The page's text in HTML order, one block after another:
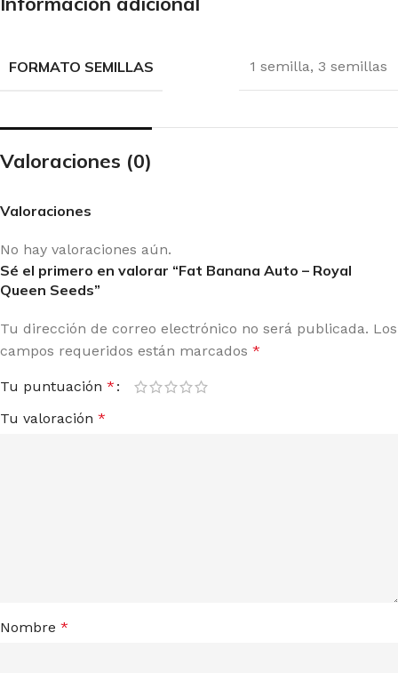
FORMATO SEMILLAS 1 semilla, 3 semillas
Valoraciones (0)
Valoraciones
No hay valoraciones aún.
Sé el primero en valorar “Fat Banana Auto – Royal
Queen Seeds”
Tu dirección de correo electrónico no será publicada. Los
campos requeridos están marcados *
Tu puntuación *
Tu valoración *
Nombre *